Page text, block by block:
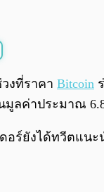
งที่ราคา Bitcoin
มูลค่าประมาณ
อร์ยังได้ทวีตแน